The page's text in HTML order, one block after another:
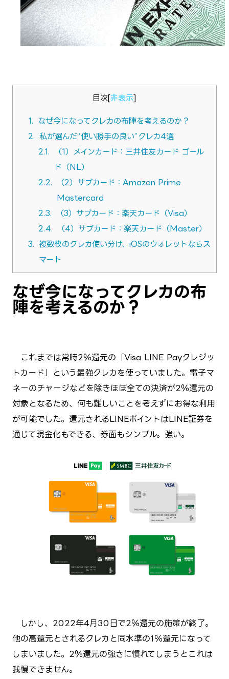
目次[非表示]
1.
なぜ今になってクレカの布陣を考えるのか？
2. 私が選んだ“使い勝手の良い”クレカ4選
2.1.
（1）メインカード：三井住友カード ゴール
ド（NL）
2.2.
（2）サブカード：Amazon Prime
Mastercard
2.3.
（3）サブカード：楽天カード（Visa）
2.4.
（4）サブカード：楽天カード（Master）
3. 複数枚のクレカ使い分け、iOSのウォレットならス
マート
なぜ今になってクレカの布
陣を考えるのか？
これまでは常時2％還元の「Visa LINE Payクレジッ
トカード」という最強クレカを使っていました。電子マ
ネーのチャージなどを除きほぼ全ての決済が2％還元の
対象となるため、何も難しいことを考えずにお得な利用
が可能でした。還元されるLINEポイントはLINE証券を
通じて現金化もできる、券面もシンプル。強い。
しかし、2022年4月30日で2％還元の施策が終了。
他の高還元とされるクレカと同水準の1％還元になって
しまいました。2％還元の強さに慣れてしまうとこれは
我慢できません。